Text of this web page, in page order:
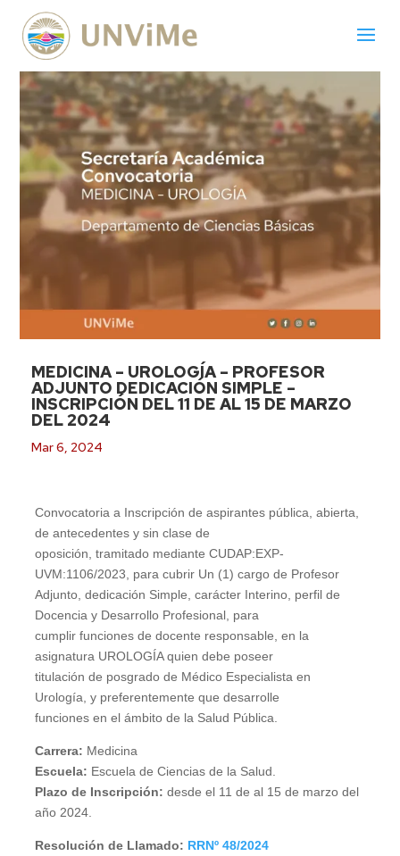
MEDICINA – UROLOGÍA – PROFESOR
ADJUNTO DEDICACIÓN SIMPLE –
INSCRIPCIÓN DEL 11 DE AL 15 DE MARZO
DEL 2024
Mar 6, 2024
Convocatoria a Inscripción de aspirantes pública, abierta,
de antecedentes y sin clase de
oposición, tramitado mediante CUDAP:EXP-
UVM:1106/2023, para cubrir Un (1) cargo de Profesor
Adjunto, dedicación Simple, carácter Interino, perfil de
Docencia y Desarrollo Profesional, para
cumplir funciones de docente responsable, en la
asignatura UROLOGÍA quien debe poseer
titulación de posgrado de Médico Especialista en
Urología, y preferentemente que desarrolle
funciones en el ámbito de la Salud Pública.
Carrera: Medicina
Escuela: Escuela de Ciencias de la Salud.
Plazo de Inscripción: desde el 11 de al 15 de marzo del
año 2024.
Resolución de Llamado: RRNº 48/2024